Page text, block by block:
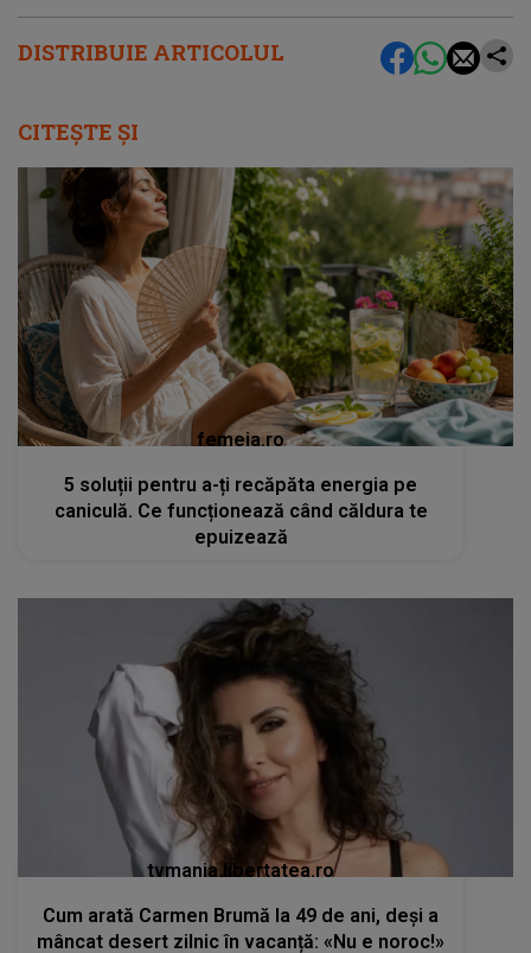
DISTRIBUIE ARTICOLUL
CITEȘTE ȘI
femeia.ro
5 soluții pentru a-ți recăpăta energia pe
caniculă. Ce funcționează când căldura te
epuizează
tvmania.libertatea.ro
Cum arată Carmen Brumă la 49 de ani, deși a
mâncat desert zilnic în vacanță: «Nu e noroc!»